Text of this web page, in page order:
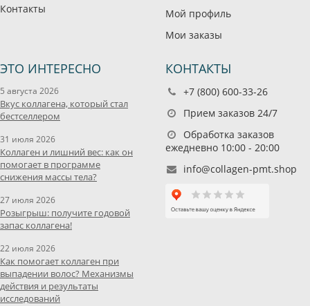
Контакты
Мой профиль
Мои заказы
ЭТО ИНТЕРЕСНО
5 августа 2026
Вкус коллагена, который стал
бестселлером
31 июля 2026
Коллаген и лишний вес: как он
помогает в программе
снижения массы тела?
27 июля 2026
Розыгрыш: получите годовой
запас коллагена!
22 июля 2026
Как помогает коллаген при
выпадении волос? Механизмы
действия и результаты
исследований
КОНТАКТЫ
+7 (800) 600-33-26
Прием заказов 24/7
Обработка заказов
ежедневно 10:00 - 20:00
info@collagen-pmt.shop